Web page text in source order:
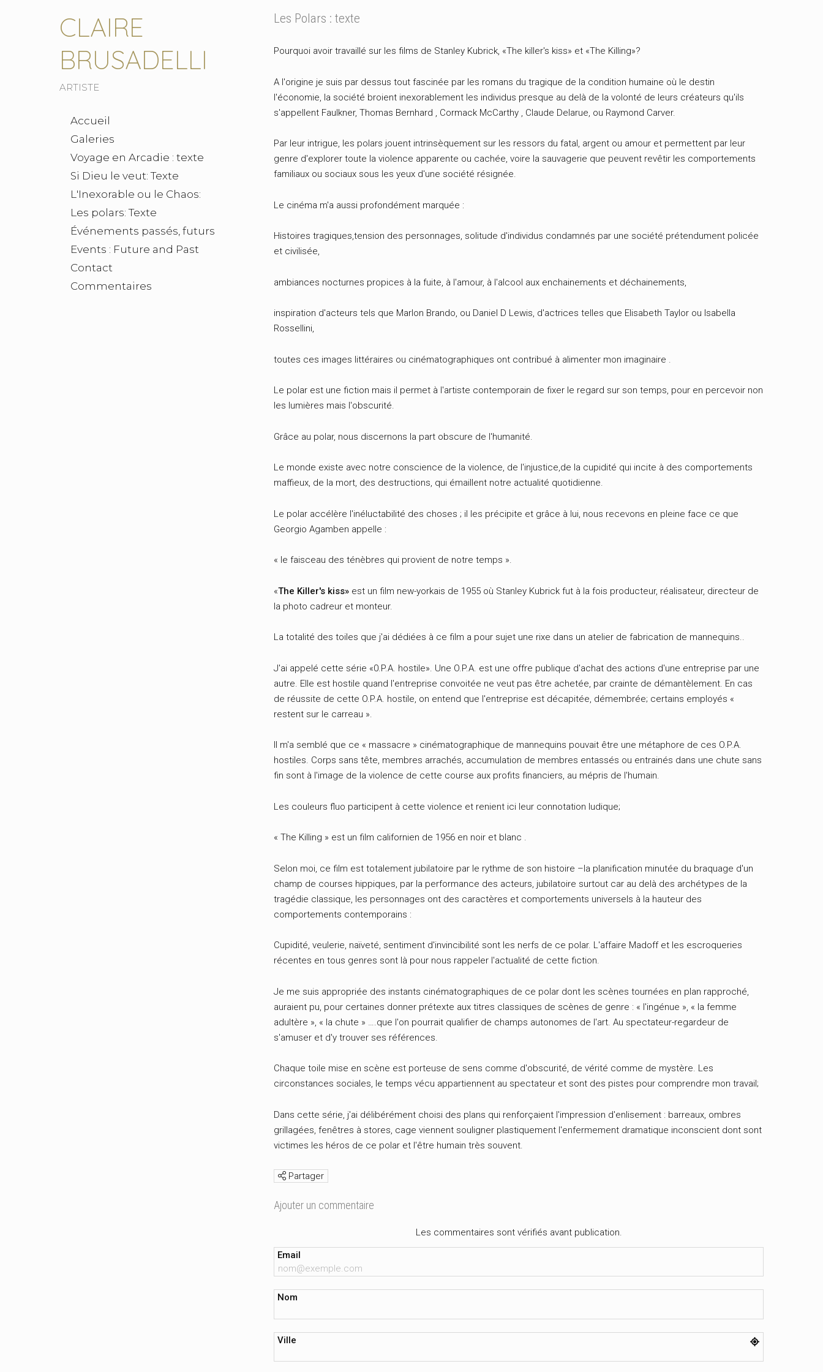
CLAIRE
BRUSADELLI
ARTISTE
Accueil
Galeries
Voyage en Arcadie : texte
Si Dieu le veut: Texte
L'Inexorable ou le Chaos:
Les polars: Texte
Événements passés, futurs
Events : Future and Past
Contact
Commentaires
Les Polars : texte
Pourquoi avoir travaillé sur les films de Stanley Kubrick, «The killer's kiss» et «The Killing»?
A l'origine je suis par dessus tout fascinée par les romans du tragique de la condition humaine où le destin
l'économie, la société broient inexorablement les individus presque au delà de la volonté de leurs créateurs qu'ils
s'appellent Faulkner, Thomas Bernhard , Cormack McCarthy , Claude Delarue, ou Raymond Carver.
Par leur intrigue, les polars jouent intrinsèquement sur les ressors du fatal, argent ou amour et permettent par leur
genre d'explorer toute la violence apparente ou cachée, voire la sauvagerie que peuvent revêtir les comportements
familiaux ou sociaux sous les yeux d'une société résignée.
Le cinéma m'a aussi profondément marquée :
Histoires tragiques,tension des personnages, solitude d'individus condamnés par une société prétendument policée
et civilisée,
ambiances nocturnes propices à la fuite, à l'amour, à l'alcool aux enchainements et déchainements,
inspiration d'acteurs tels que Marlon Brando, ou Daniel D Lewis, d'actrices telles que Elisabeth Taylor ou Isabella
Rossellini,
toutes ces images littéraires ou cinématographiques ont contribué à alimenter mon imaginaire .
Le polar est une fiction mais il permet à l'artiste contemporain de fixer le regard sur son temps, pour en percevoir non
les lumières mais l'obscurité.
Grâce au polar, nous discernons la part obscure de l'humanité.
Le monde existe avec notre conscience de la violence, de l'injustice,de la cupidité qui incite à des comportements
maffieux, de la mort, des destructions, qui émaillent notre actualité quotidienne.
Le polar accélère l'inéluctabilité des choses ; il les précipite et grâce à lui, nous recevons en pleine face ce que
Georgio Agamben appelle :
« le faisceau des ténèbres qui provient de notre temps ».
«The Killer's kiss» est un film new-yorkais de 1955 où Stanley Kubrick fut à la fois producteur, réalisateur, directeur de
la photo cadreur et monteur.
La totalité des toiles que j'ai dédiées à ce film a pour sujet une rixe dans un atelier de fabrication de mannequins..
J'ai appelé cette série «0.P.A. hostile». Une O.P.A. est une offre publique d'achat des actions d'une entreprise par une
autre. Elle est hostile quand l'entreprise convoitée ne veut pas être achetée, par crainte de démantèlement. En cas
de réussite de cette O.P.A. hostile, on entend que l'entreprise est décapitée, démembrée; certains employés «
restent sur le carreau ».
Il m'a semblé que ce « massacre » cinématographique de mannequins pouvait être une métaphore de ces O.P.A.
hostiles. Corps sans tête, membres arrachés, accumulation de membres entassés ou entrainés dans une chute sans
fin sont à l'image de la violence de cette course aux profits financiers, au mépris de l'humain.
Les couleurs fluo participent à cette violence et renient ici leur connotation ludique;
« The Killing » est un film californien de 1956 en noir et blanc .
Selon moi, ce film est totalement jubilatoire par le rythme de son histoire –la planification minutée du braquage d'un
champ de courses hippiques, par la performance des acteurs, jubilatoire surtout car au delà des archétypes de la
tragédie classique, les personnages ont des caractères et comportements universels à la hauteur des
comportements contemporains :
Cupidité, veulerie, naïveté, sentiment d'invincibilité sont les nerfs de ce polar. L'affaire Madoff et les escroqueries
récentes en tous genres sont là pour nous rappeler l'actualité de cette fiction.
Je me suis appropriée des instants cinématographiques de ce polar dont les scènes tournées en plan rapproché,
auraient pu, pour certaines donner prétexte aux titres classiques de scènes de genre : « l'ingénue », « la femme
adultère », « la chute » ….que l'on pourrait qualifier de champs autonomes de l'art. Au spectateur-regardeur de
s'amuser et d'y trouver ses références.
Chaque toile mise en scène est porteuse de sens comme d'obscurité, de vérité comme de mystère. Les
circonstances sociales, le temps vécu appartiennent au spectateur et sont des pistes pour comprendre mon travail;
Dans cette série, j'ai délibérément choisi des plans qui renforçaient l'impression d'enlisement : barreaux, ombres
grillagées, fenêtres à stores, cage viennent souligner plastiquement l'enfermement dramatique inconscient dont sont
victimes les héros de ce polar et l'être humain très souvent.
Partager
Ajouter un commentaire
Les commentaires sont vérifiés avant publication.
Email
Nom
Ville